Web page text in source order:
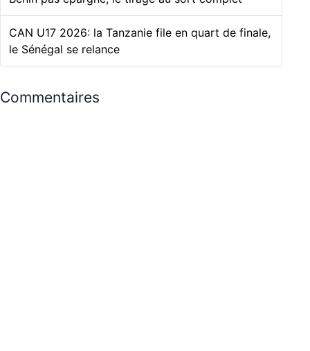
CAN U17 2026: la Tanzanie file en quart de finale,
le Sénégal se relance
Commentaires